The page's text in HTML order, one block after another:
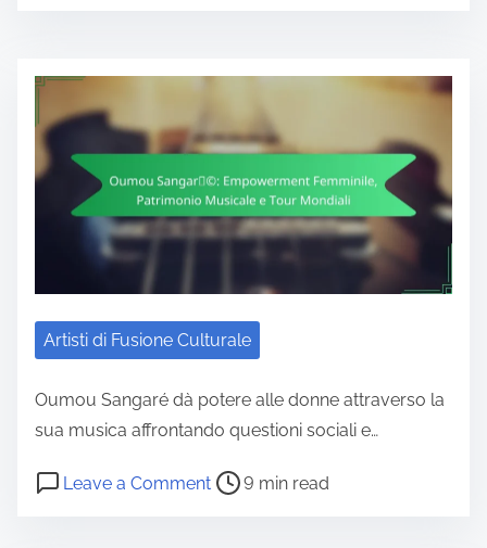
Artisti di Fusione Culturale
Oumou Sangaré dà potere alle donne attraverso la
sua musica affrontando questioni sociali e…
Leave a Commenton Oumou Sangaré:
Post read time 9 min read